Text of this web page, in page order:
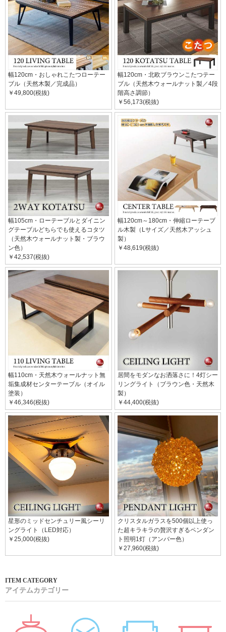
幅120cm・おしゃれこたつローテー
ブル（天然木製／完成品）
￥49,800(税抜)
幅120cm・北欧ブラウンこたつテー
ブル（天然木ウォールナット製／4段
階高さ調節）
￥56,173(税抜)
幅105cm・ローテーブルとダイニン
グテーブルどちらでも使えるコタツ
（天然木ウォールナット製・ブラウ
ン色）
￥42,537(税抜)
幅120cm～180cm・伸縮ローテーブ
ル木製（Lサイズ／天然木アッシュ
製）
￥48,619(税抜)
幅110cm・天然木ウォールナット無
垢集成材センターテーブル（オイル
塗装）
￥46,346(税抜)
居間をモダンなお洒落さに！4灯シー
リングライト（ブラウン色・天然木
製）
￥44,400(税抜)
星形のミッドセンチュリー風シーリ
ングライト（LED対応）
￥25,000(税抜)
クリスタルガラスを500個以上使っ
た超キラキラの贅沢すぎるペンダン
ト照明1灯（アンバー色）
￥27,960(税抜)
アイテムカテゴリー